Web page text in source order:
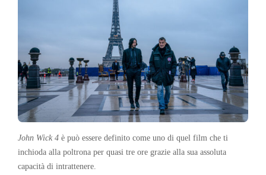
John Wick 4 è può essere definito come uno di quel film che ti
inchioda alla poltrona per quasi tre ore grazie alla sua assoluta
capacità di intrattenere.